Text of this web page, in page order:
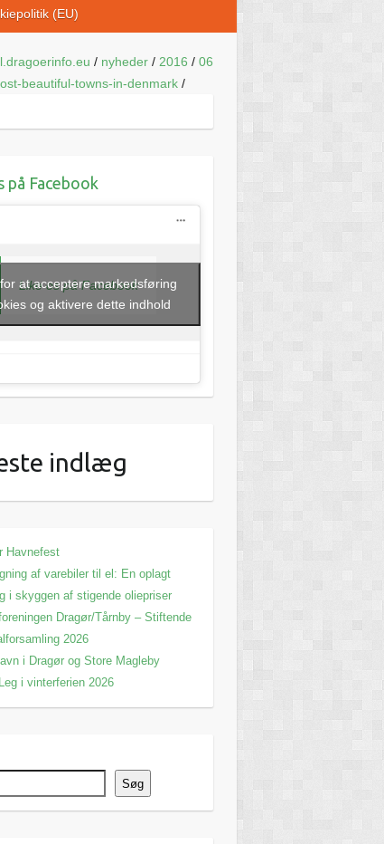
(EU)
/ nyheder/ 2016 / 06
beautiful-towns-in-denmark/
på Facebook
Like os på Facebook
at acceptere markedsføring
og aktivere dette indhold
indlæg
Havnefest
af varebiler til el: En oplagt
i skyggen af stigende oliepriser
Dragør/Tårnby – Stiftende
2026
i Dragør og Store Magleby
i vinterferien 2026
Søg